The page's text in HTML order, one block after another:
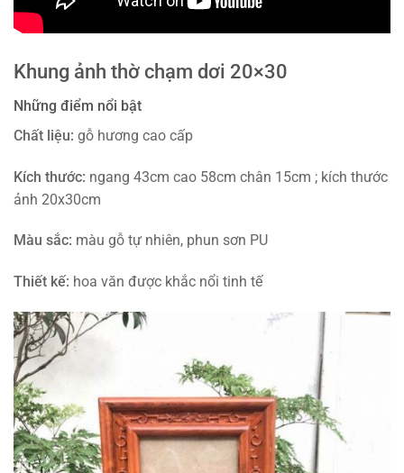
Khung ảnh thờ chạm dơi 20×30
Những điểm nổi bật
Chất liệu: gỗ hương cao cấp
Kích thước: ngang 43cm cao 58cm chân 15cm ; kích thước
ảnh 20x30cm
Màu sắc: màu gỗ tự nhiên, phun sơn PU
Thiết kế: hoa văn được khắc nổi tinh tế